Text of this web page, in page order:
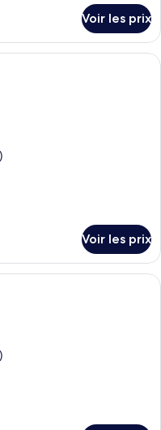
Voir les prix
chambre avec un lit en bois,
Voir les prix
chambre avec un plafond en